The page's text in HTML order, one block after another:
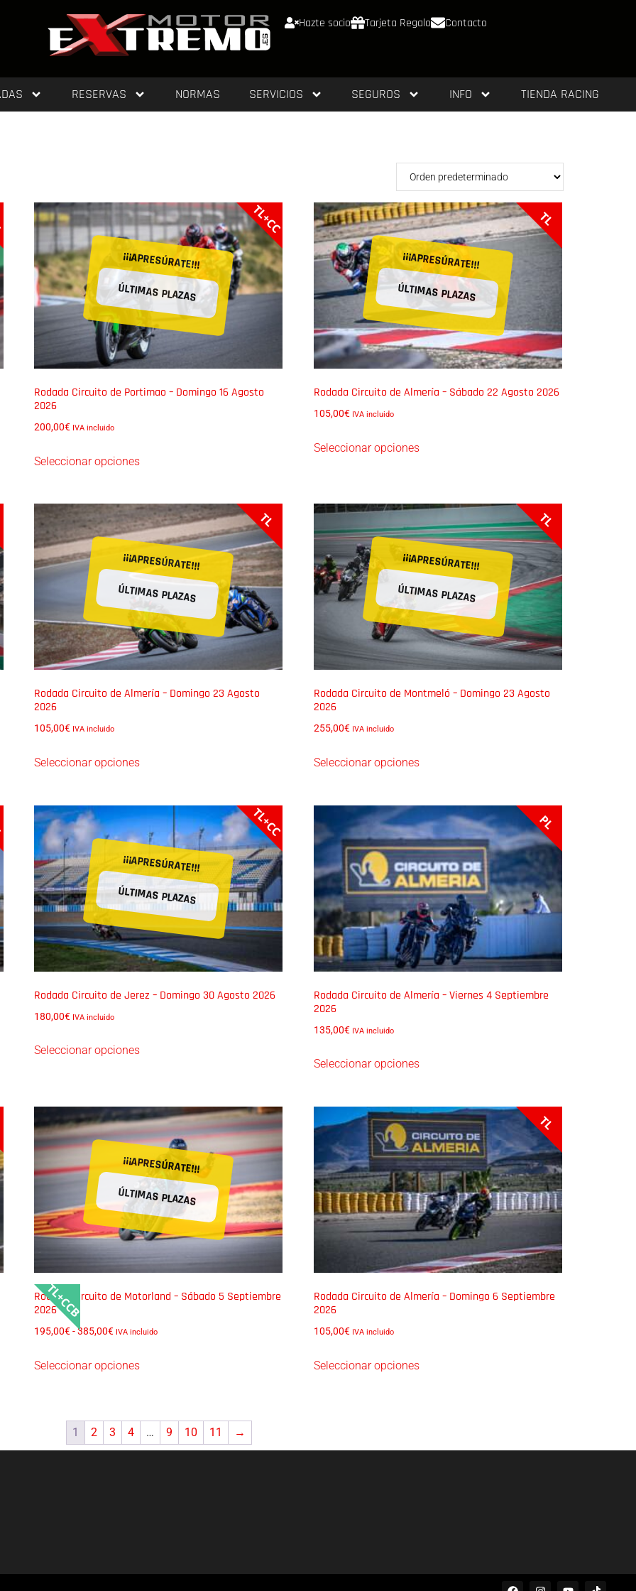
Hazte socio Tarjeta Regalo Contacto
RESERVAS NORMAS SERVICIOS SEGUROS INFO TIENDA RACING
TL+CC
¡¡¡APRESÚRATE!!!
ÚLTIMAS PLAZAS
Rodada Circuito de Portimao – Domingo 16 Agosto
2026
200,00€ IVA incluido
Seleccionar opciones
TL
¡¡¡APRESÚRATE!!!
ÚLTIMAS PLAZAS
Rodada Circuito de Almería – Sábado 22 Agosto 2026
105,00€ IVA incluido
Seleccionar opciones
TL
¡¡¡APRESÚRATE!!!
ÚLTIMAS PLAZAS
Rodada Circuito de Almería – Domingo 23 Agosto
2026
105,00€ IVA incluido
Seleccionar opciones
TL
¡¡¡APRESÚRATE!!!
ÚLTIMAS PLAZAS
Rodada Circuito de Montmeló – Domingo 23 Agosto
2026
255,00€ IVA incluido
Seleccionar opciones
TL+CC
¡¡¡APRESÚRATE!!!
ÚLTIMAS PLAZAS
Rodada Circuito de Jerez – Domingo 30 Agosto 2026
180,00€ IVA incluido
Seleccionar opciones
PL
Rodada Circuito de Almería – Viernes 4 Septiembre
2026
135,00€ IVA incluido
Seleccionar opciones
TL+CCB
¡¡¡APRESÚRATE!!!
ÚLTIMAS PLAZAS
Rodada Circuito de Motorland – Sábado 5 Septiembre
2026
195,00€-385,00€ IVA incluido
Seleccionar opciones
TL
Rodada Circuito de Almería – Domingo 6 Septiembre
2026
105,00€ IVA incluido
Seleccionar opciones
1 2 3 4 … 9 10 11 →